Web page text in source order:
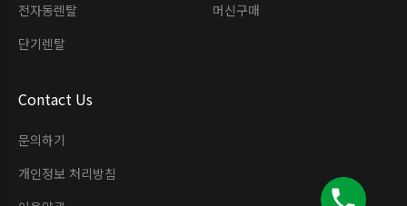
전자동렌탈
단기렌탈
머신구매
Contact Us
문의하기
개인정보 처리방침